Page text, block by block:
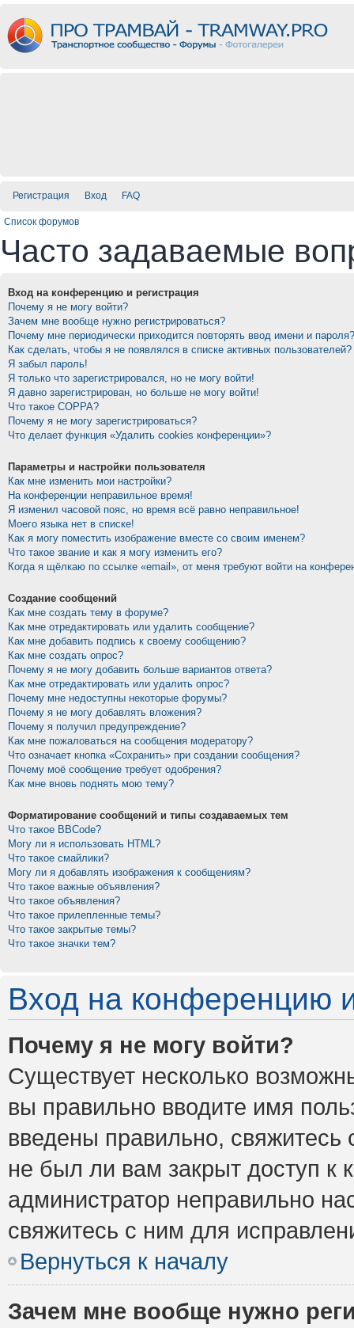
Регистрация Вход FAQ
Список форумов
Часто задаваемые
Вход на конференцию и регистрация
Почему я не могу войти?
Зачем мне вообще нужно регистрироваться?
Почему мне периодически приходится повторять ввод имени и пароля?
Как сделать, чтобы я не появлялся в списке активных пользователей?
Я забыл пароль!
Я только что зарегистрировался, но не могу войти!
Я давно зарегистрирован, но больше не могу войти!
Что такое COPPA?
Почему я не могу зарегистрироваться?
Что делает функция «Удалить cookies конференции»?
Параметры и настройки пользователя
Как мне изменить мои настройки?
На конференции неправильное время!
Я изменил часовой пояс, но время всё равно неправильное!
Моего языка нет в списке!
Как я могу поместить изображение вместе со своим именем?
Что такое звание и как я могу изменить его?
Когда я щёлкаю по ссылке «email», от меня требуют войти на
Создание сообщений
Как мне создать тему в форуме?
Как мне отредактировать или удалить сообщение?
Как мне добавить подпись к своему сообщению?
Как мне создать опрос?
Почему я не могу добавить больше вариантов ответа?
Как мне отредактировать или удалить опрос?
Почему мне недоступны некоторые форумы?
Почему я не могу добавлять вложения?
Почему я получил предупреждение?
Как мне пожаловаться на сообщения модератору?
Что означает кнопка «Сохранить» при создании сообщения?
Почему моё сообщение требует одобрения?
Как мне вновь поднять мою тему?
Форматирование сообщений и типы создаваемых тем
Что такое BBCode?
Могу ли я использовать HTML?
Что такое смайлики?
Могу ли я добавлять изображения к сообщениям?
Что такое важные объявления?
Что такое объявления?
Что такое прилепленные темы?
Что такое закрытые темы?
Что такое значки тем?
Вход на конференцию
Почему я не могу войти?
Существует несколько
вы правильно вводите имя
введены правильно,
не был ли вам закрыт доступ к
администратор неправильно
свяжитесь с ним для
Вернуться к началу
Зачем мне вообще нужно